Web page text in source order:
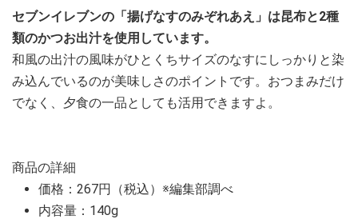
セブンイレブンの「揚げなすのみぞれあえ」は昆布と2種
類のかつお出汁を使用しています。
和風の出汁の風味がひとくちサイズのなすにしっかりと染
み込んでいるのが美味しさのポイントです。おつまみだけ
でなく、夕食の一品としても活用できますよ。
商品の詳細
価格：267円（税込）※編集部調べ
内容量：140g